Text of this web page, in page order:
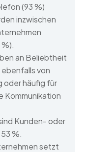
(93 %)
inzwischen
an Beliebtheit
von
oder häufig für
Kommunikation
Kunden- oder
%.
setzt